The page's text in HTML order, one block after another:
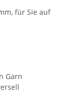
für Sie auf
Garn